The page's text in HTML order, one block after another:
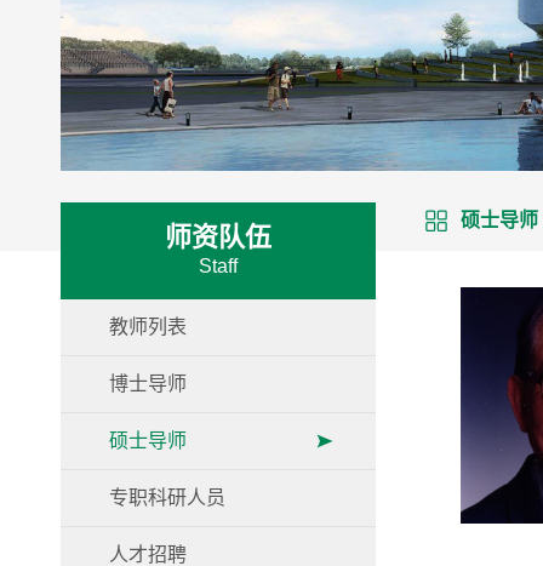
师资队伍
Staff
教师列表
博士导师
硕士导师
专职科研人员
人才招聘
硕士导师